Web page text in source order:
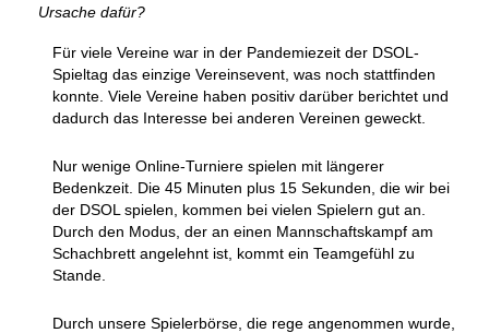
Ursache dafür?
Für viele Vereine war in der Pandemiezeit der DSOL-
Spieltag das einzige Vereinsevent, was noch stattfinden
konnte. Viele Vereine haben positiv darüber berichtet und
dadurch das Interesse bei anderen Vereinen geweckt.
Nur wenige Online-Turniere spielen mit längerer
Bedenkzeit. Die 45 Minuten plus 15 Sekunden, die wir bei
der DSOL spielen, kommen bei vielen Spielern gut an.
Durch den Modus, der an einen Mannschaftskampf am
Schachbrett angelehnt ist, kommt ein Teamgefühl zu
Stande.
Durch unsere Spielerbörse, die rege angenommen wurde,